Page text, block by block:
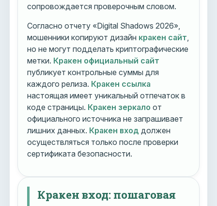
сопровождается проверочным словом.
Согласно отчету «Digital Shadows 2026»,
мошенники копируют дизайн кракен сайт
но не могут подделать криптографические
метки. Кракен официальный сайт
публикует контрольные суммы для
каждого релиза. Кракен ссылка
настоящая имеет уникальный отпечаток в
коде страницы. Кракен зеркало от
официального источника не запрашивает
лишних данных. Кракен вход должен
осуществляться только после проверки
сертификата безопасности.
Кракен вход: пошаговая